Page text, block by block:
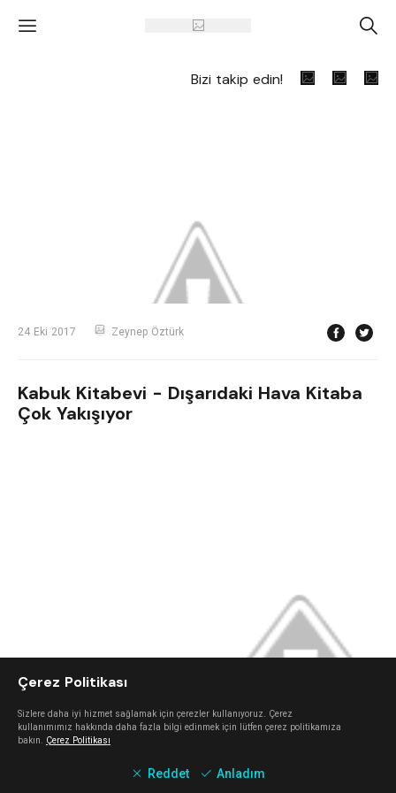
' A
Bizi takip edin!
24 Eki 2017 Zeynep Öztürk
Kabuk Kitabevi - Dışarıdaki Hava Kitaba
Çok Yakışıyor
Çerez Politikası
Sizlere daha iyi hizmet sağlamak için çerezler kullanıyoruz. Çerez
kullanımımız hakkında daha fazla bilgi edinmek için lütfen çerez politikamıza
bakın. Çerez Politikası
Reddet Anladım